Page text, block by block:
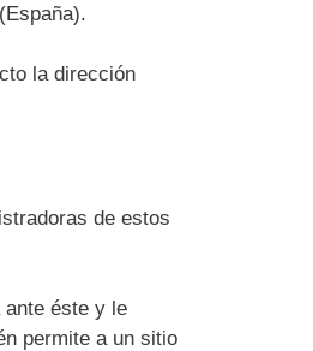
la dirección
de estos
ante éste y le
permite a un sitio